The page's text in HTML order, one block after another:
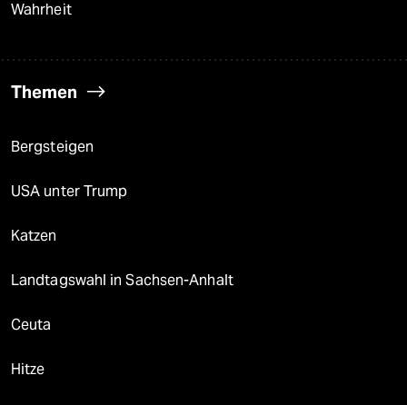
Wahrheit
Themen
Bergsteigen
USA unter Trump
Katzen
Landtagswahl in Sachsen-Anhalt
Ceuta
Hitze